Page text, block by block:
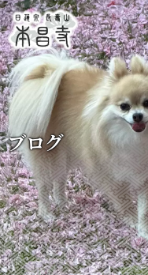
ブログ